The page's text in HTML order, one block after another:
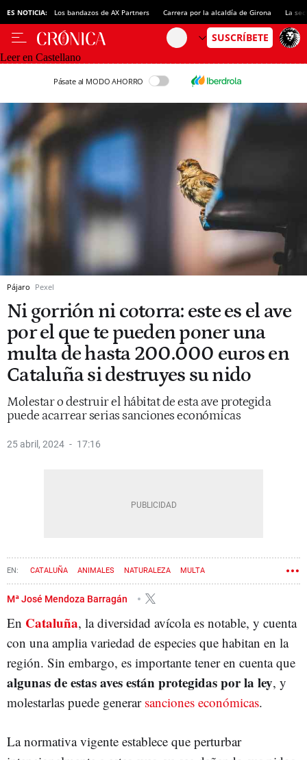
ES NOTICIA: Los bandazos de AX Partners Carrera por la alcaldía de Girona La
Leer en Castellano
Pásate al MODO AHORRO
Pájaro Pexel
Ni gorrión ni cotorra: este es el ave
por el que te pueden poner una
multa de hasta 200.000 euros en
Cataluña si destruyes su nido
Molestar o destruir el hábitat de esta ave protegida
puede acarrear serias sanciones económicas
25 abril, 2024 17:16
CATALUÑA ANIMALES NATURALEZA MULTA
Mª José Mendoza Barragán
En Cataluña, la diversidad avícola es notable, y cuenta
con una amplia variedad de especies que habitan en la
región. Sin embargo, es importante tener en cuenta que
algunas de estas aves están protegidas por la ley, y
molestarlas puede generar sanciones económicas.
La normativa vigente establece que perturbar